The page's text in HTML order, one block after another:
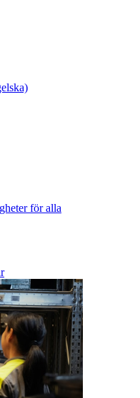
för alla